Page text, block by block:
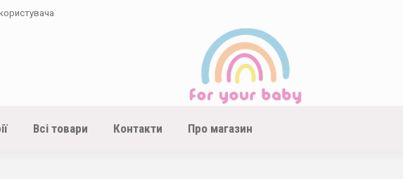
Всі товари Контакти Про магазин